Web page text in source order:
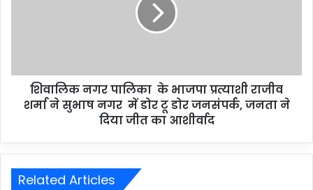
शिवालिक नगर पालिका के भाजपा प्रत्याशी राजीव
शर्मा ने सुभाष नगर में डोर टू डोर जनसंपर्क, जनता ने
दिया जीत का आशीर्वाद
Related Articles